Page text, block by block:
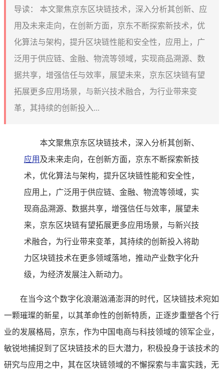
导读：
本文聚焦京东区块链技术，深入分析其创新、应
用及未来走向，在创新方面，京东不断探索新技术，优
化算法与架构，提升区块链性能和安全性，应用上，广
泛用于供应链、金融、物流等领域，实现商品溯源、数
据共享，增强信任与效率，展望未来，京东区块链有望
拓展更多应用场景，与新兴技术融合，为行业带来变
革，其持续的创新投入...
本文聚焦京东区块链技术，深入分析其创新、
应用 及未来走向，在创新方面，京东不断探索新技
术，优化算法与架构，提升区块链性能和安全性，
应用上，广泛用于供应链、金融、物流等领域，实
现商品溯源、数据共享，增强信任与效率，展望未
来，京东区块链有望拓展更多应用场景，与新兴技
术融合，为行业带来变革，其持续的创新投入将助
力区块链技术在更多领域落地，推动产业数字化升
级，为经济发展注入新动力。
在当今这个数字化浪潮汹涌澎湃的时代，区块链技术宛如
一颗璀璨的新星，以其革命性的创新特质，正逐步重塑各个行
业的发展格局，京东，作为中国电商与科技领域的领军企业，
敏锐地捕捉到了区块链技术的巨大潜力，积极投身于该技术的
研究与应用之中，其在区块链领域的不懈探索与丰富实践，无